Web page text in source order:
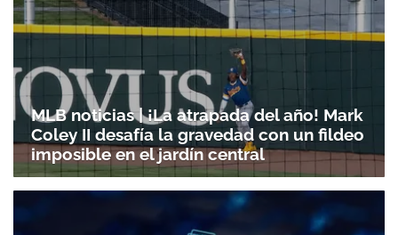
MLB noticias | ¡La atrapada del año! Mark
Coley II desafía la gravedad con un fildeo
imposible en el jardín central